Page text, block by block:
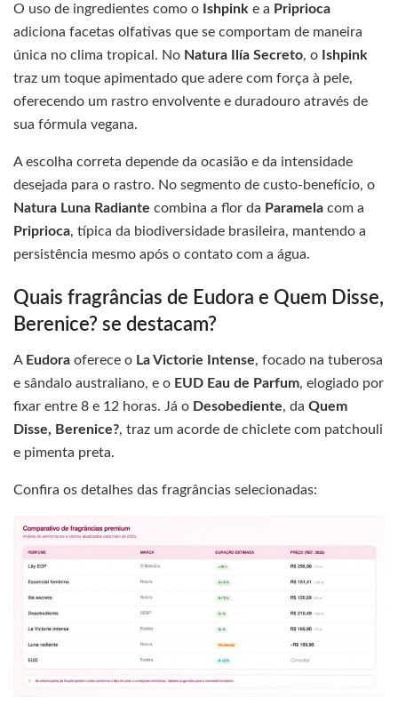
O uso de ingredientes como o Ishpink e a Priprioca
adiciona facetas olfativas que se comportam de maneira
única no clima tropical. No Natura Ilía Secreto, o Ishpink
traz um toque apimentado que adere com força à pele,
oferecendo um rastro envolvente e duradouro através de
sua fórmula vegana.
A escolha correta depende da ocasião e da intensidade
desejada para o rastro. No segmento de custo-benefício, o
Natura Luna Radiante combina a flor da Paramela com a
Priprioca, típica da biodiversidade brasileira, mantendo a
persistência mesmo após o contato com a água.
Quais fragrâncias de Eudora e Quem Disse,
Berenice? se destacam?
A Eudora oferece o La Victorie Intense, focado na tuberosa
e sândalo australiano, e o EUD Eau de Parfum, elogiado por
fixar entre 8 e 12 horas. Já o Desobediente, da Quem
Disse, Berenice?, traz um acorde de chiclete com patchouli
e pimenta preta.
Confira os detalhes das fragrâncias selecionadas: